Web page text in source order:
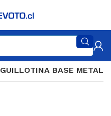
GUILLOTINA BASE METAL